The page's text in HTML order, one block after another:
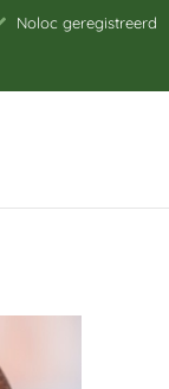
Noloc geregistreerd